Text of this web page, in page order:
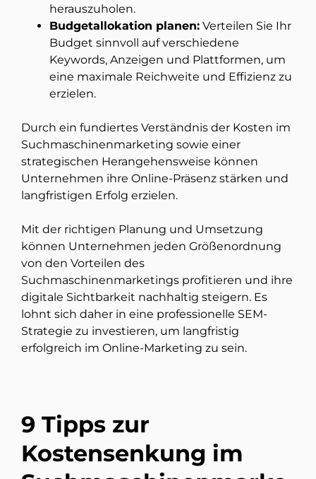
herauszuholen.
Budgetallokation planen: Verteilen Sie Ihr
Budget sinnvoll auf verschiedene
Keywords, Anzeigen und Plattformen, um
eine maximale Reichweite und Effizienz zu
erzielen.
Durch ein fundiertes Verständnis der Kosten im
Suchmaschinenmarketing sowie einer
strategischen Herangehensweise können
Unternehmen ihre Online-Präsenz stärken und
langfristigen Erfolg erzielen.
Mit der richtigen Planung und Umsetzung
können Unternehmen jeden Größenordnung
von den Vorteilen des
Suchmaschinenmarketings profitieren und ihre
digitale Sichtbarkeit nachhaltig steigern. Es
lohnt sich daher in eine professionelle SEM-
Strategie zu investieren, um langfristig
erfolgreich im Online-Marketing zu sein.
9 Tipps zur
Kostensenkung im